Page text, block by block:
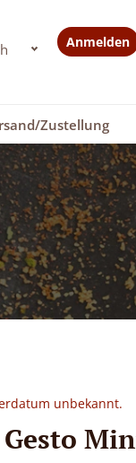
Anmelden
Zustellung
unbekannt.